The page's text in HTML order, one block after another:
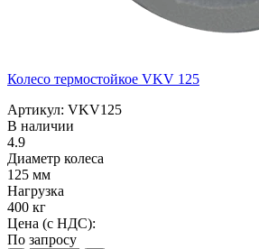
Колесо термостойкое VKV 125
Артикул: VKV125
В наличии
4.9
Диаметр колеса
125 мм
Нагрузка
400 кг
Цена (с НДС):
По запросу